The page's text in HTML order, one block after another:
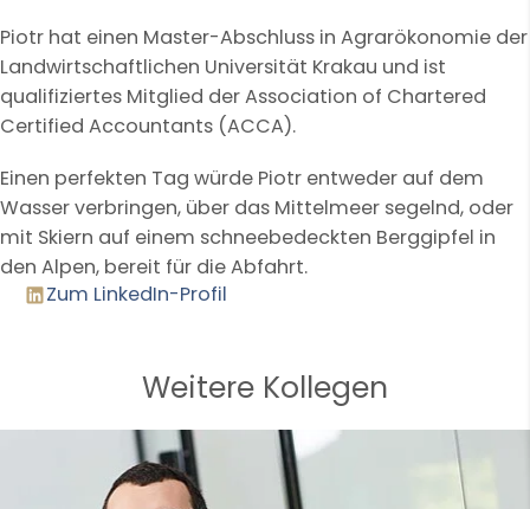
Piotr hat einen Master-Abschluss in Agrarökonomie der
Landwirtschaftlichen Universität Krakau und ist
qualifiziertes Mitglied der Association of Chartered
Certified Accountants (ACCA).
Einen perfekten Tag würde Piotr entweder auf dem
Wasser verbringen, über das Mittelmeer segelnd, oder
mit Skiern auf einem schneebedeckten Berggipfel in
den Alpen, bereit für die Abfahrt.
Zum LinkedIn-Profil
Weitere Kollegen